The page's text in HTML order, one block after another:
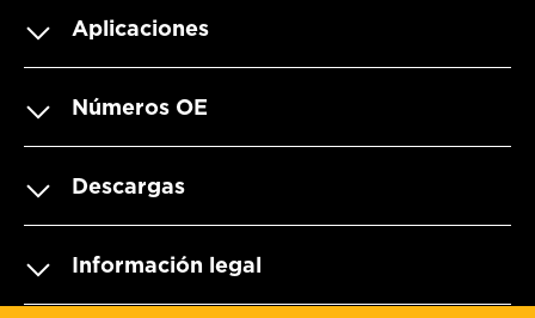
Aplicaciones
Números OE
Descargas
Información legal